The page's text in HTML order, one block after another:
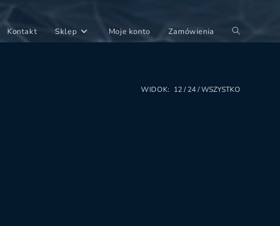
Kontakt Sklep Moje konto Zamówienia
Toggle
WIDOK: 12 24 WSZYSTKO